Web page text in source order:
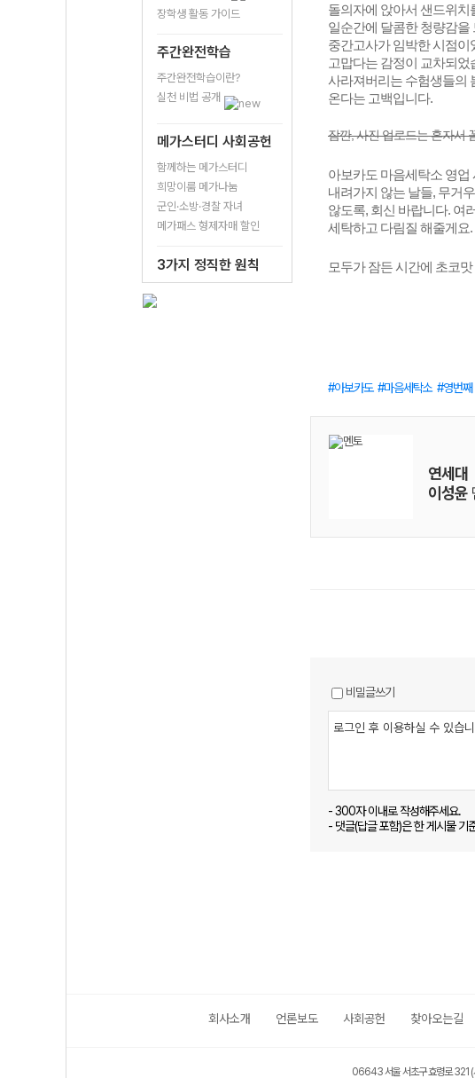
장학생 활동 가이드
주간완전학습
주간완전학습이란?
실천 비법 공개
메가스터디 사회공헌
함께하는 메가스터디
희망이룸 메가나눔
군인·소방·경찰 자녀
메가패스 형제자매 할인
3가지 정직한 원칙
돌의자에 앉아서 샌드위
일순간에 달콤한 청량감을
중간고사가 임박한 시점
고맙다는 감정이 교차되었
사라져버리는 수험생들의
온다는 고백입니다.
잠깐, 사진 업로드는 혼자서
아보카도 마음세탁소 영업
내려가지 않는 날들, 무거
않도록, 회신 바랍니다. 여
세탁하고 다림질 해줄게요
모두가 잠든 시간에 초코
아보카도 마음세탁소 영번째
연세대
이성윤
비밀글쓰기
- 300자 이내로 작성해주세요.
- 댓글(답글 포함)은 한 게시물 기
회사소개 언론보도 사회공헌 찾아오는길
06643 서울 서초구 효령로 321